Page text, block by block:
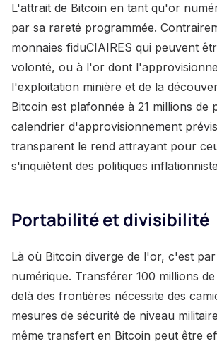
L'attrait de Bitcoin en tant qu'or
par sa rareté programmée.
monnaies fiduCIAIRES qui peuvent
volonté, ou à l'or dont
l'exploitation minière et de la
Bitcoin est plafonnée à 21 millions de
calendrier d'approvisionnement
transparent le rend attrayant pour
s'inquiètent des politiques
Portabilité et divisibilité
Là où Bitcoin diverge de l'or, c'est
numérique. Transférer 100 millions
delà des frontières nécessite des
mesures de sécurité de niveau
même transfert en Bitcoin peut être